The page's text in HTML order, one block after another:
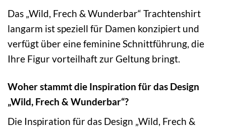
Das „Wild, Frech & Wunderbar“ Trachtenshirt
langarm ist speziell für Damen konzipiert und
verfügt über eine feminine Schnittführung, die
Ihre Figur vorteilhaft zur Geltung bringt.
Woher stammt die Inspiration für das Design
„Wild, Frech & Wunderbar“?
Die Inspiration für das Design „Wild, Frech &